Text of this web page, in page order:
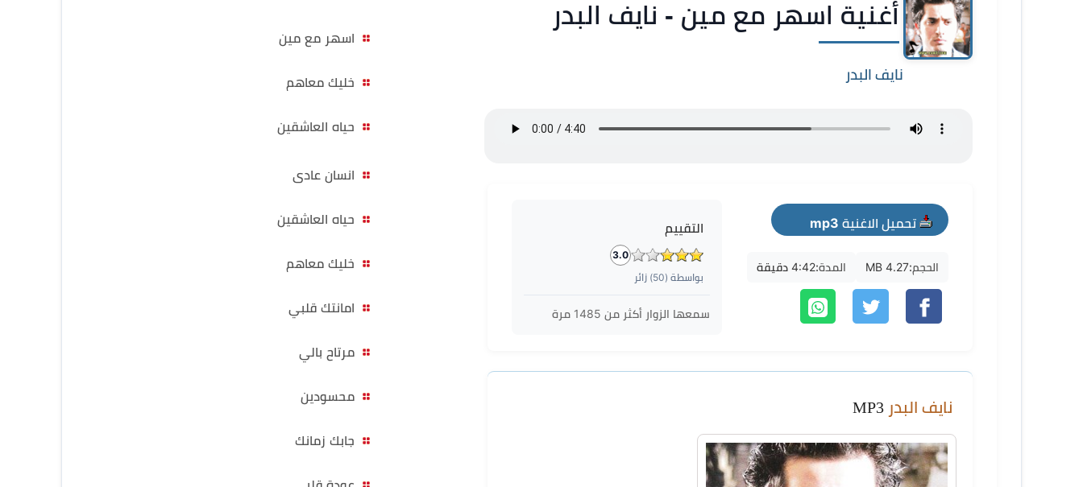
أغنية اسهر مع مين - نايف البدر
نايف البدر
تحميل الاغنية mp3
الحجم:4.27 MB المدة:4:42 دقيقة
التقييم
3.0
بواسطة (50) زائر
سمعها الزوار أكثر من 1485 مرة
نايف البدر
اسهر مع مين
خليك معاهم
حياه العاشقين
انسان عادى
حياه العاشقين
خليك معاهم
امانتك قلبي
مرتاح بالي
محسودين
جابك زمانك